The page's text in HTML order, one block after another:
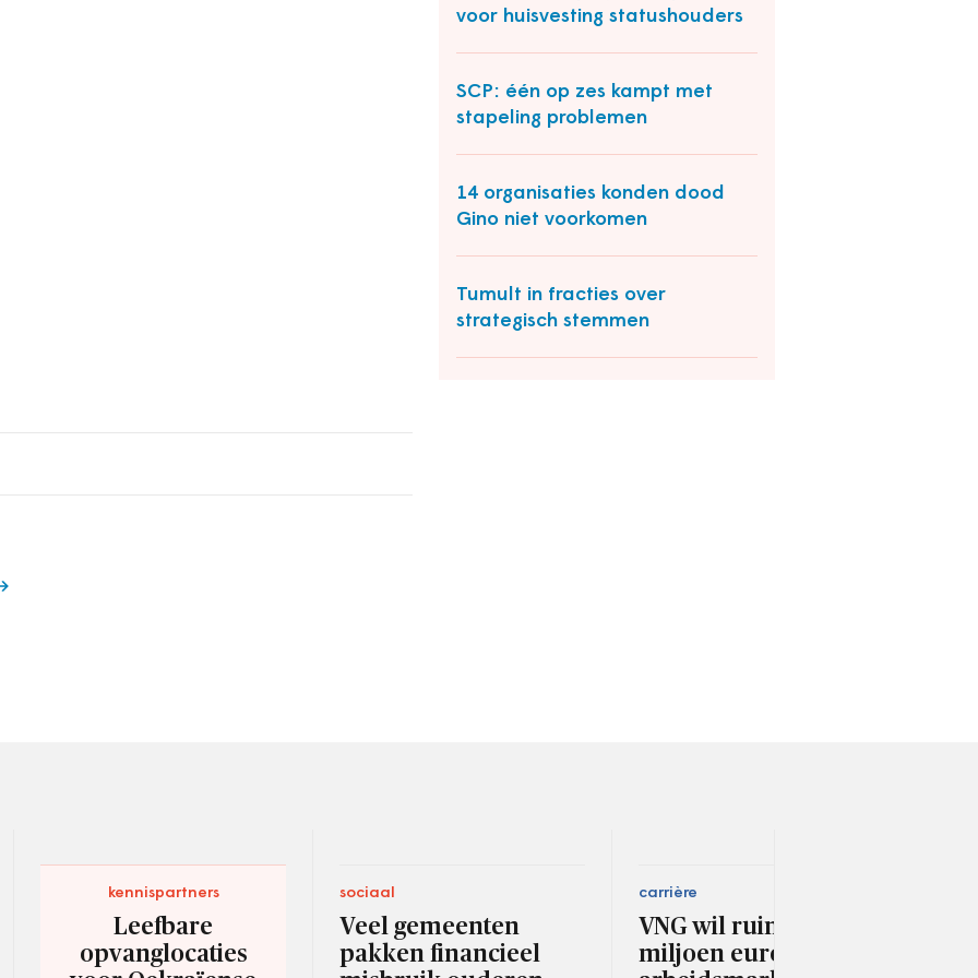
voor huisvesting statushouders
SCP: één op zes kampt met
stapeling problemen
14 organisaties konden dood
Gino niet voorkomen
Tumult in fracties over
strategisch stemmen
kennispartners
Leefbare
opvanglocaties
sociaal
Veel gemeenten
pakken financieel
carrière
VNG wil ruim 1,6
miljoen euro voor